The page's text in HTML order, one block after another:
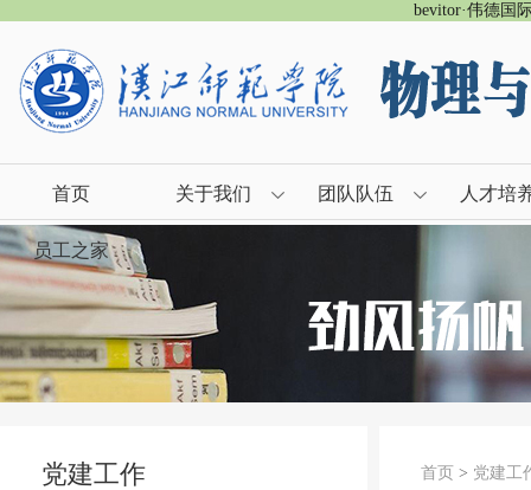
bevitor·伟德国
首页 关于我们 团队队伍 人才培
员工之家
党建工作 首页 > 党建工